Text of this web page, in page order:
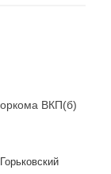
ВКП(б)
Горьковский